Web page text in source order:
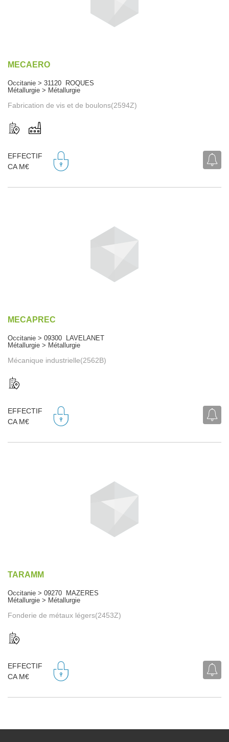
MECAERO
Occitanie > 31120 ROQUES
Métallurgie > Métallurgie
Fabrication de vis et de boulons(2594Z)
EFFECTIF
CA M€
MECAPREC
Occitanie > 09300 LAVELANET
Métallurgie > Métallurgie
Mécanique industrielle(2562B)
EFFECTIF
CA M€
TARAMM
Occitanie > 09270 MAZERES
Métallurgie > Métallurgie
Fonderie de métaux légers(2453Z)
EFFECTIF
CA M€